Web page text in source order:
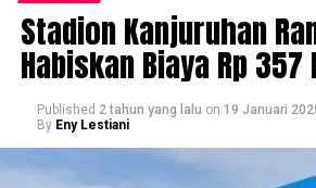
Stadion Kanjuruhan
Habiskan Biaya Rp
Published 2 tahun yang lalu on 19 Januari
By Eny Lestiani